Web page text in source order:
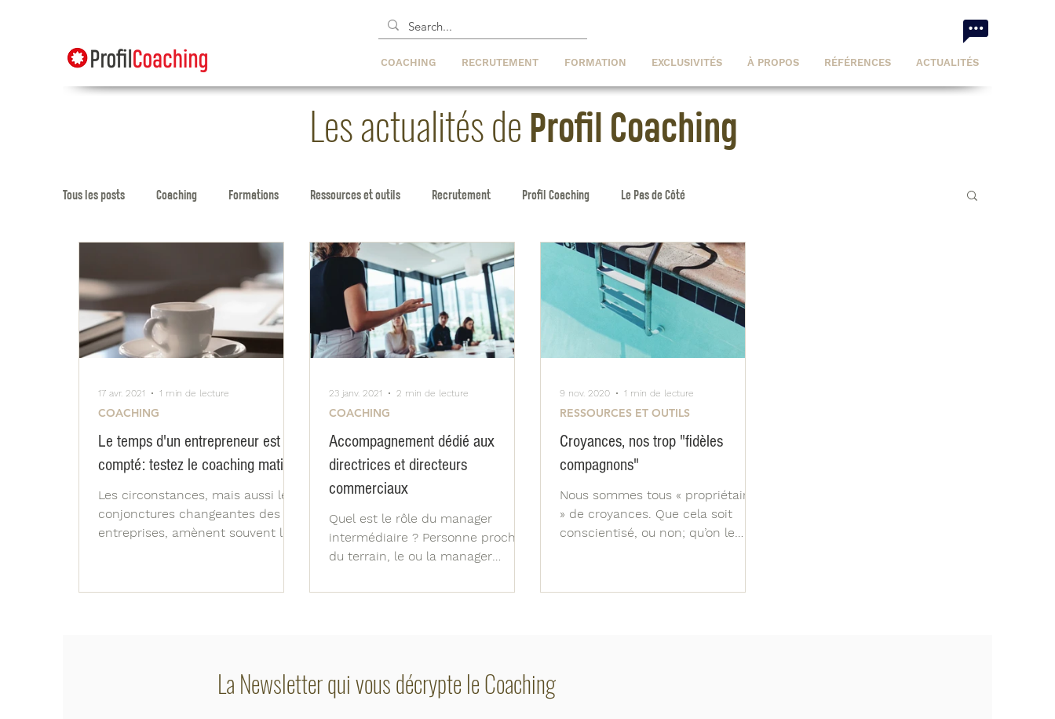
COACHING RECRUTEMENT FORMATION EXCLUSIVITÉS À PROPOS RÉFÉRENCES ACTUALITÉS
Les actualités de Profil Coaching
Tous les posts Coaching Formations Ressources et outils Recrutement Profil Coaching Le Pas de Côté
Le temps d'un entrepreneur est
compté: testez le coaching matinal
Les circonstances, mais aussi les
conjonctures changeantes des
entreprises, amènent souvent les
COACHING
17 avr. 2021 1 min de lecture
Accompagnement dédié aux
directrices et directeurs
commerciaux
Quel est le rôle du manager
intermédiaire ? Personne proche
du terrain, le ou la manager
l'équipe...
COACHING
23 janv. 2021 2 min de lecture
Croyances, nos trop "fidèles
compagnons"
Nous sommes tous « propriétaires
» de croyances. Que cela soit
conscientisé, ou non; qu’on le
RESSOURCES ET OUTILS
9 nov. 2020 1 min de lecture
La Newsletter qui vous décrypte le Coaching